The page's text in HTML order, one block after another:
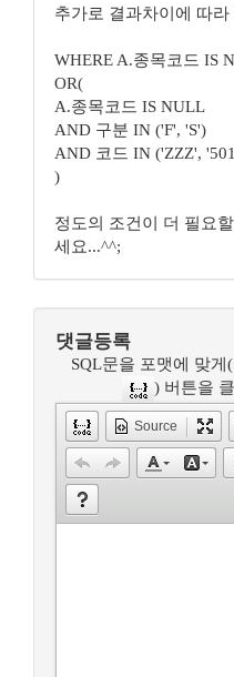
추가로 결과차이에 따라
WHERE A.종목코드 IS
OR(
A.종목코드 IS NULL
AND 구분 IN ('F', 'S')
AND 코드 IN ('ZZZ',
)
정도의 조건이 더 필요
세요...^^;
댓글등록
SQL문을 포맷에 맞
) 버튼을
Source